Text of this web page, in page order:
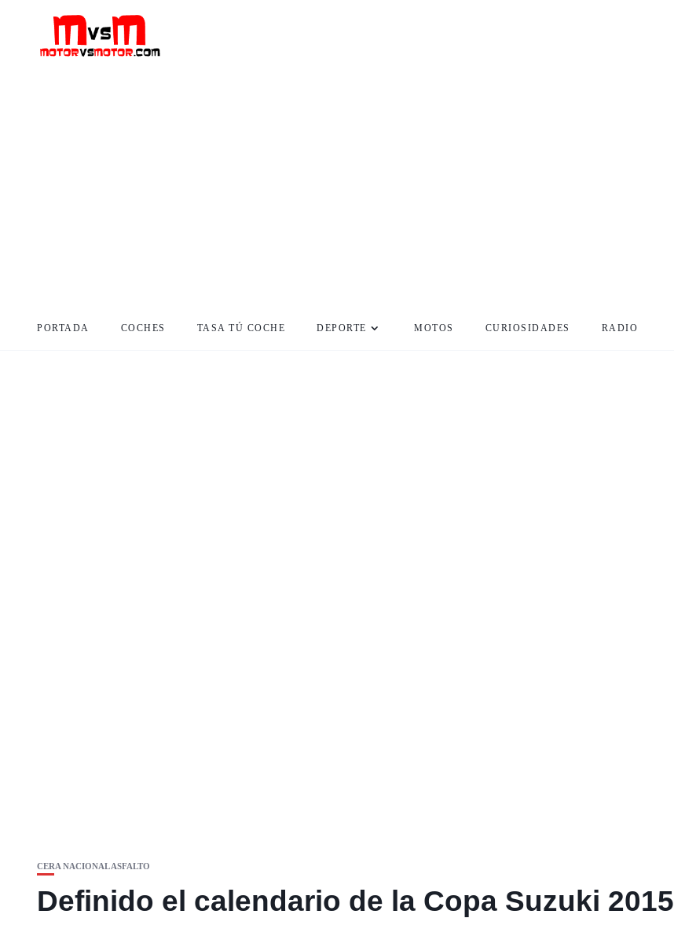
PORTADA COCHES TASA TÚ COCHE DEPORTE MOTOS CURIOSIDADES RADIO
CERA NACIONAL ASFALTO
Definido el calendario de la Copa Suzuki 2015